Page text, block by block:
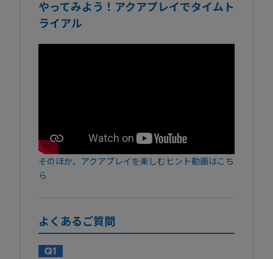
やってみよう！アクアプレイでタイムト
ライアル
そのほか、アクアプレイを楽しむヒント動画はこち
ら
よくあるご質問